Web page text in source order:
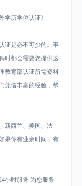
学历学位认证》
证是必不可少的。事
时都会需要您提供这
教育部认证所需资料
凭借丰富的经验，帮
新西兰、美国、法
果你有业余时间，有
小时服务 为您服务